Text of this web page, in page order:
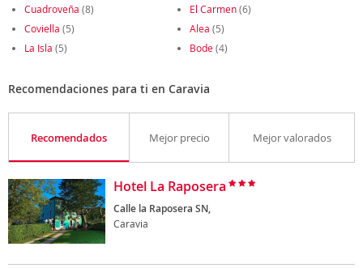
Cuadroveña (8) El Carmen(6)
Coviella (5) Alea (5)
La Isla (5) Bode(4)
Recomendaciones para ti en Caravia
Recomendados Mejor precio Mejor valorados
Hotel La Raposera
Calle la Raposera SN,
Caravia